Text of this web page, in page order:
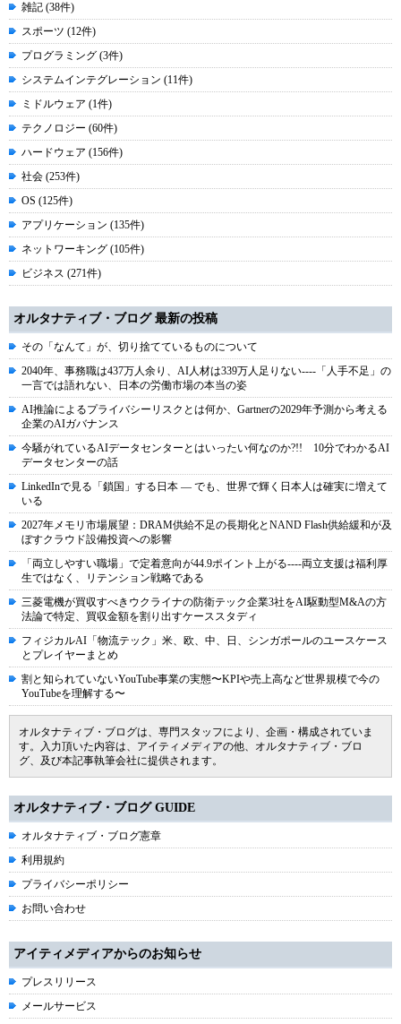
雑記 (38件)
スポーツ (12件)
プログラミング (3件)
システムインテグレーション (11件)
ミドルウェア (1件)
テクノロジー (60件)
ハードウェア (156件)
社会 (253件)
OS (125件)
アプリケーション (135件)
ネットワーキング (105件)
ビジネス (271件)
オルタナティブ・ブログ 最新の投稿
その「なんて」が、切り捨てているものについて
2040年、事務職は437万人余り、AI人材は339万人足りない----「人手不足」の
一言では語れない、日本の労働市場の本当の姿
AI推論によるプライバシーリスクとは何か、Gartnerの2029年予測から考える
企業のAIガバナンス
今騒がれているAIデータセンターとはいったい何なのか?!! 10分でわかるAI
データセンターの話
LinkedInで見る「鎖国」する日本 ― でも、世界で輝く日本人は確実に増えて
いる
2027年メモリ市場展望：DRAM供給不足の長期化とNAND Flash供給緩和が及
ぼすクラウド設備投資への影響
「両立しやすい職場」で定着意向が44.9ポイント上がる----両立支援は福利厚
生ではなく、リテンション戦略である
三菱電機が買収すべきウクライナの防衛テック企業3社をAI駆動型M&Aの方
法論で特定、買収金額を割り出すケーススタディ
フィジカルAI「物流テック」米、欧、中、日、シンガポールのユースケース
とプレイヤーまとめ
割と知られていないYouTube事業の実態〜KPIや売上高など世界規模で今の
YouTubeを理解する〜
オルタナティブ・ブログは、専門スタッフにより、企画・構成されていま
す。入力頂いた内容は、アイティメディアの他、オルタナティブ・ブロ
グ、及び本記事執筆会社に提供されます。
オルタナティブ・ブログ GUIDE
オルタナティブ・ブログ憲章
利用規約
プライバシーポリシー
お問い合わせ
アイティメディアからのお知らせ
プレスリリース
メールサービス